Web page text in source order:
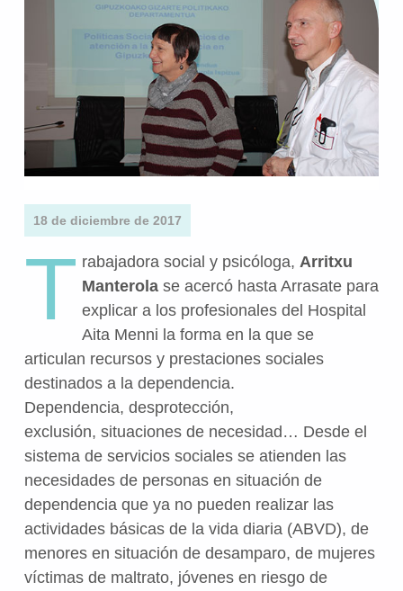
18 de diciembre de 2017
T rabajadora social y psicóloga, Arritxu
Manterolase acercó hasta Arrasate para
explicar a los profesionales del Hospital
Aita Menni la forma en la que se
articulan recursos y prestaciones sociales
destinados a la dependencia.
Dependencia, desprotección,
exclusión, situaciones de necesidad… Desde el
sistema de servicios sociales se atienden las
necesidades de personas en situación de
dependencia que ya no pueden realizar las
actividades básicas de la vida diaria (ABVD), de
menores en situación de desamparo, de mujeres
víctimas de maltrato, jóvenes en riesgo de